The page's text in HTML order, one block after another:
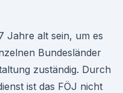
Jahre alt sein, um es
Bundesländer
zuständig. Durch
ist das FÖJ nicht